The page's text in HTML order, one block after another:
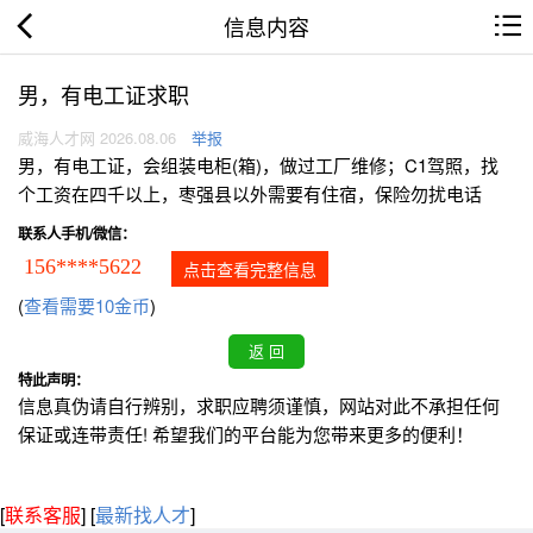
信息内容
男，有电工证求职
威海人才网 2026.08.06 举报
男，有电工证，会组装电柜(箱)，做过工厂维修；C1驾照，找
个工资在四千以上，枣强县以外需要有住宿，保险勿扰电话
联系人手机/微信：
156****5622 点击查看完整信息
(查看需要10金币)
特此声明：
信息真伪请自行辨别，求职应聘须谨慎，网站对此不承担任何
保证或连带责任! 希望我们的平台能为您带来更多的便利！
[联系客服] [最新找人才]